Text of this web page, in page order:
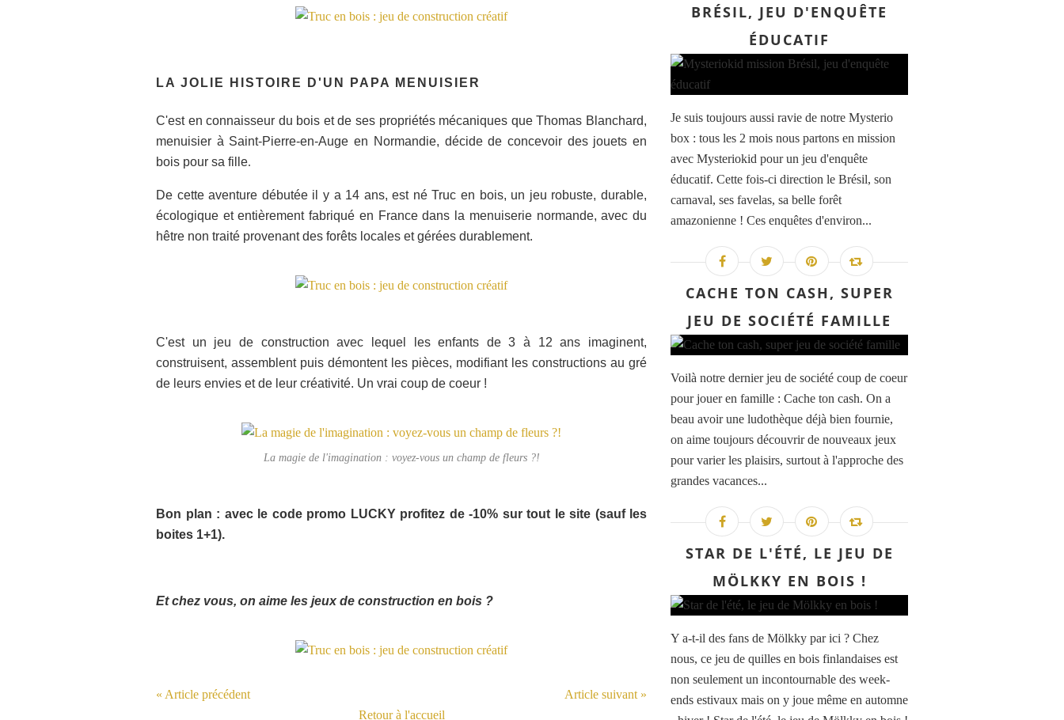
LA JOLIE HISTOIRE D'UN PAPA MENUISIER
C'est en connaisseur du bois et de ses propriétés mécaniques que Thomas Blanchard,
menuisier à Saint-Pierre-en-Auge en Normandie, décide de concevoir des jouets en
bois pour sa fille.
De cette aventure débutée il y a 14 ans, est né Truc en bois, un jeu robuste, durable,
écologique et entièrement fabriqué en France dans la menuiserie normande, avec du
hêtre non traité provenant des forêts locales et gérées durablement.
C'est un jeu de construction avec lequel les enfants de 3 à 12 ans imaginent,
construisent, assemblent puis démontent les pièces, modifiant les constructions au gré
de leurs envies et de leur créativité. Un vrai coup de coeur !
La magie de l'imagination : voyez-vous un champ de fleurs ?!
Bon plan : avec le code promo LUCKY profitez de -10% sur tout le site (sauf les
boites 1+1).
Et chez vous, on aime les jeux de construction en bois ?
« Article précédent
Article suivant »
Retour à l'accueil
BRÉSIL, JEU D'ENQUÊTE
ÉDUCATIF
Je suis toujours aussi ravie de notre Mysterio
box : tous les 2 mois nous partons en mission
avec Mysteriokid pour un jeu d'enquête
éducatif. Cette fois-ci direction le Brésil, son
carnaval, ses favelas, sa belle forêt
amazonienne ! Ces enquêtes d'environ...
CACHE TON CASH, SUPER
JEU DE SOCIÉTÉ FAMILLE
Voilà notre dernier jeu de société coup de coeur
pour jouer en famille : Cache ton cash. On a
beau avoir une ludothèque déjà bien fournie,
on aime toujours découvrir de nouveaux jeux
pour varier les plaisirs, surtout à l'approche des
grandes vacances...
STAR DE L'ÉTÉ, LE JEU DE
MÖLKKY EN BOIS !
Y a-t-il des fans de Mölkky par ici ? Chez
nous, ce jeu de quilles en bois finlandaises est
non seulement un incontournable des week-
ends estivaux mais on y joue même en automne